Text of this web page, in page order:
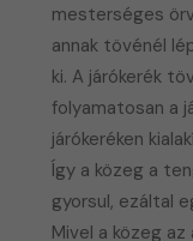
mesterséges
annak tövénél
ki. A járókerék
folyamatosan a
járókeréken
Így a közeg a
gyorsul, ezáltal
Mivel a közeg